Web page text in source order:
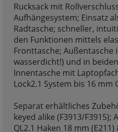
Rucksack mit
Aufhängesystem; Einsatz
Radtasche; schneller,
den Funktionen mittels
Fronttasche;
wasserdicht!) und in
Innentasche mit
Lock2.1 System bis 16
Separat erhältliches
keyed alike (F3913/F3915);
QL2.1 Haken 18 mm (E211)